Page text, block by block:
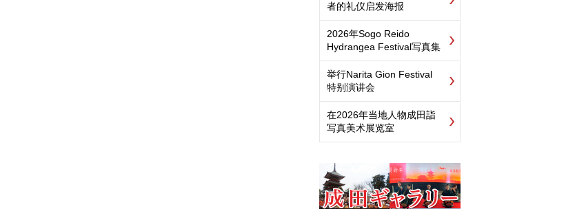
者的礼仪启发海报
2026年Sogo Reido
Hydrangea Festival写真集
举行Narita Gion Festival
特别演讲会
在2026年当地人物成田詣
写真美术展览室